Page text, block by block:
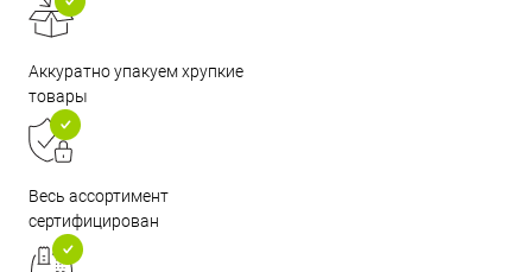
Аккуратно упакуем хрупкие
товары
Весь ассортимент
сертифицирован